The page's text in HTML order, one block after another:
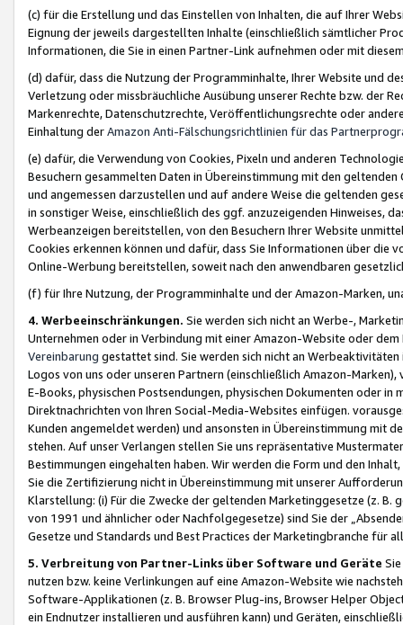
(c) für die Erstellung und das Einstellen von Inhalten, die auf Ihrer
Eignung der jeweils dargestellten Inhalte (einschließlich sämtlicher
Informationen, die Sie in einen Partner-Link aufnehmen oder mit
(d) dafür, dass die Nutzung der Programminhalte, Ihrer Website und
Verletzung oder missbräuchliche Ausübung unserer Rechte bzw. der
Markenrechte, Datenschutzrechte, Veröffentlichungsrechte oder
Einhaltung derAmazon Anti-Fälschungsrichtlinien für das
(e) dafür, die Verwendung von Cookies, Pixeln und anderen
Besuchern gesammelten Daten in Übereinstimmung mit den
und angemessen darzustellen und auf andere Weise die geltenden
in sonstiger Weise, einschließlich des ggf. anzuzeigenden Hinweises,
Werbeanzeigen bereitstellen, von den Besuchern Ihrer Website
Cookies erkennen können und dafür, dass Sie Informationen über die
Online-Werbung bereitstellen, soweit nach den anwendbaren
(f) für Ihre Nutzung, der Programminhalte und der Amazon-Marken,
4. Werbeeinschränkungen. Sie werden sich nicht an Werbe-,
Unternehmen oder in Verbindung mit einer Amazon-Website oder
Vereinbarung gestattet sind. Sie werden sich nicht an
Logos von uns oder unseren Partnern (einschließlich Amazon-
E-Books, physischen Postsendungen, physischen Dokumenten oder in
Direktnachrichten von Ihren Social-Media-Websites einfügen.
Kunden angemeldet werden) und ansonsten in Übereinstimmung mit
stehen. Auf unser Verlangen stellen Sie uns repräsentative
Bestimmungen eingehalten haben. Wir werden die Form und den
Sie die Zertifizierung nicht in Übereinstimmung mit unserer
Klarstellung: (i) Für die Zwecke der geltenden Marketinggesetze (z. B.
von 1991 und ähnlicher oder Nachfolgegesetze) sind Sie der
Gesetze und Standards und Best Practices der Marketingbranche für
5. Verbreitung von Partner-Links über Software und Geräte
nutzen bzw. keine Verlinkungen auf eine Amazon-Website wie
Software-Applikationen (z. B. Browser Plug-ins, Browser Helper
ein Endnutzer installieren und ausführen kann) und Geräten,